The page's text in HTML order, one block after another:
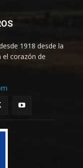
1918 desde la
el corazón de